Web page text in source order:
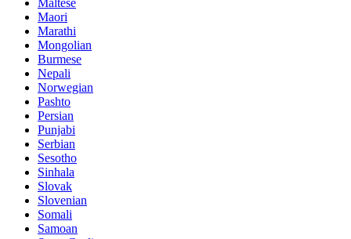
Maltese
Maori
Marathi
Mongolian
Burmese
Nepali
Norwegian
Pashto
Persian
Punjabi
Serbian
Sesotho
Sinhala
Slovak
Slovenian
Somali
Samoan